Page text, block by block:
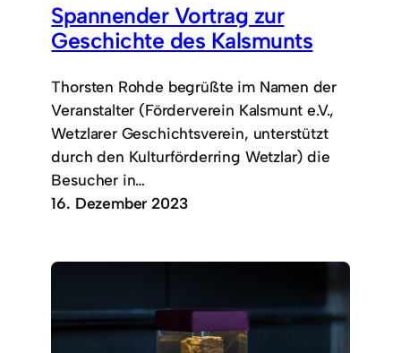
Spannender Vortrag zur
Geschichte des Kalsmunts
Thorsten Rohde begrüßte im Namen der
Veranstalter (Förderverein Kalsmunt e.V.,
Wetzlarer Geschichtsverein, unterstützt
durch den Kulturförderring Wetzlar) die
Besucher in…
16. Dezember 2023